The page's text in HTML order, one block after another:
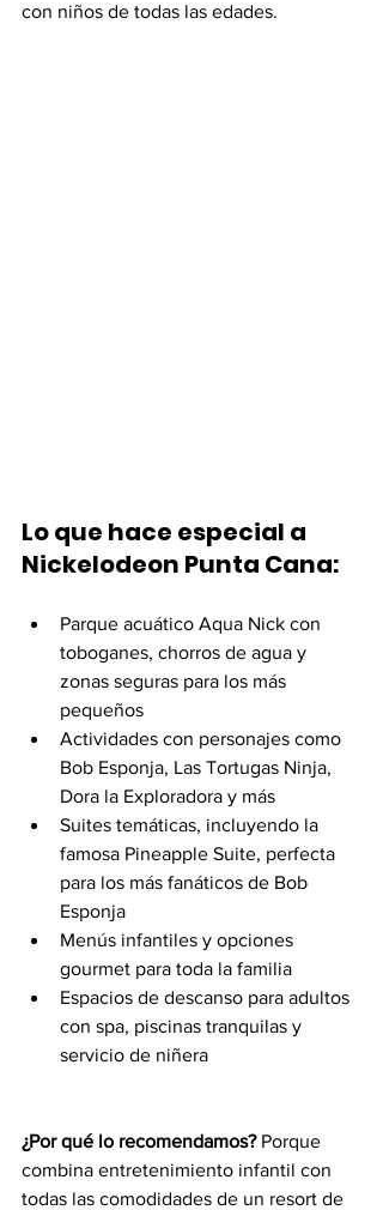
con niños de todas las edades.
Lo que hace especial a
Nickelodeon Punta Cana:
Parque acuático Aqua Nick con
toboganes, chorros de agua y
zonas seguras para los más
pequeños
Actividades con personajes como
Bob Esponja, Las Tortugas Ninja,
Dora la Exploradora y más
Suites temáticas, incluyendo la
famosa Pineapple Suite, perfecta
para los más fanáticos de Bob
Esponja
Menús infantiles y opciones
gourmet para toda la familia
Espacios de descanso para adultos
con spa, piscinas tranquilas y
servicio de niñera
¿Por qué lo recomendamos? Porque
combina entretenimiento infantil con
todas las comodidades de un resort de